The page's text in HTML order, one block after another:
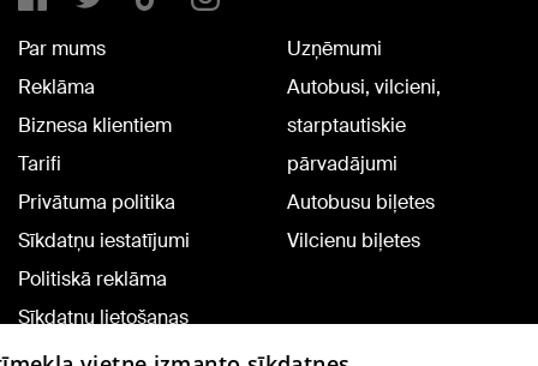
Par mums
Reklāma
Biznesa klientiem
Tarifi
Privātuma politika
Sīkdatņu iestatījumi
Politiskā reklāma
Sīkdatņu lietošanas
noteikumi
Uzņēmumi
Autobusi, vilcieni,
starptautiskie
pārvadājumi
Autobusu biļetes
Vilcienu biļetes